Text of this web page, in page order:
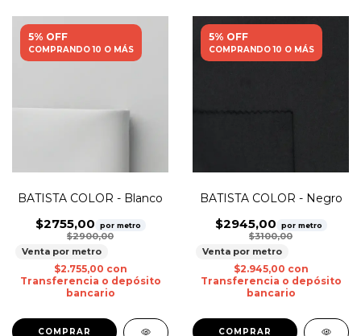
5% OFF
COMPRANDO 10 O MÁS
BATISTA COLOR - Blanco
$2755,00 por metro
$2900,00
Venta por metro
$2.755,00 con
Transferencia o depósito
bancario
5% OFF
COMPRANDO 10 O MÁS
BATISTA COLOR - Negro
$2945,00 por metro
$3100,00
Venta por metro
$2.945,00 con
Transferencia o depósito
bancario